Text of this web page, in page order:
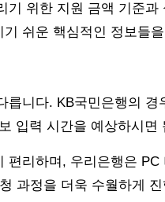
기 위한 지원 금액 기준
쉬운 핵심적인 정보들
니다. KB국민은행의 경
입력 시간을 예상하시면
편리하며, 우리은행은
과정을 더욱 수월하게